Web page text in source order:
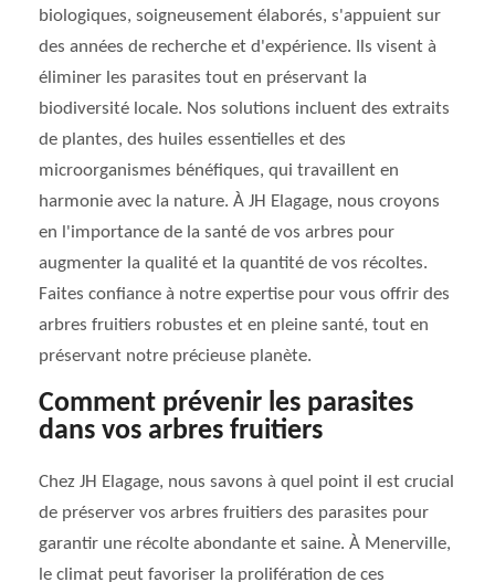
biologiques, soigneusement élaborés, s'appuient sur
des années de recherche et d'expérience. Ils visent à
éliminer les parasites tout en préservant la
biodiversité locale. Nos solutions incluent des extraits
de plantes, des huiles essentielles et des
microorganismes bénéfiques, qui travaillent en
harmonie avec la nature. À JH Elagage, nous croyons
en l'importance de la santé de vos arbres pour
augmenter la qualité et la quantité de vos récoltes.
Faites confiance à notre expertise pour vous offrir des
arbres fruitiers robustes et en pleine santé, tout en
préservant notre précieuse planète.
Comment prévenir les parasites
dans vos arbres fruitiers
Chez JH Elagage, nous savons à quel point il est crucial
de préserver vos arbres fruitiers des parasites pour
garantir une récolte abondante et saine. À Menerville,
le climat peut favoriser la prolifération de ces